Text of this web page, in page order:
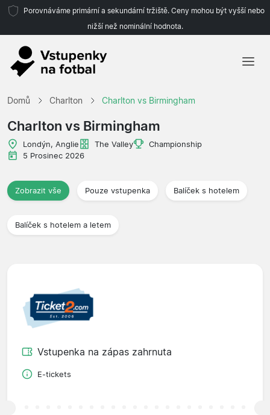
Porovnáváme primární a sekundární tržiště. Ceny mohou být vyšší nebo
nižší než nominální hodnota.
Ligy
Domů Charlton Charlton vs Birmingham
Charlton vs Birmingham
Londýn, Anglie The Valley
Championship
5 Prosinec 2026
Zobrazit vše Pouze vstupenka Balíček s hotelem
Balíček s hotelem a letem
Vstupenka na zápas zahrnuta
E-tickets